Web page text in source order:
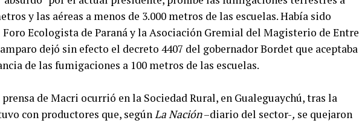
y las aéreas a menos de 3.000 metros de las escuelas. Había sido
Ecologista de Paraná y la Asociación Gremial del Magisterio de Entre
dejó sin efecto el decreto 4407 del gobernador Bordet que aceptaba
de las fumigaciones a 100 metros de las escuelas.
de Macri ocurrió en la Sociedad Rural, en Gualeguaychú, tras la
con productores que, segúnLa Nación–diario del sector-, se quejaron